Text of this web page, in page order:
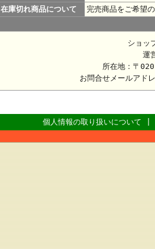
在庫切れ商品について
完売商品をご希望
ショッ
運
所在地：〒
お問合せメールアド
個人情報の取り扱いについて